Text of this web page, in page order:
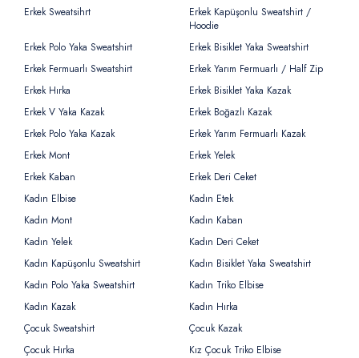
Erkek Sweatsihrt
Erkek Kapüşonlu Sweatshirt /
Hoodie
Erkek Polo Yaka Sweatshirt
Erkek Bisiklet Yaka Sweatshirt
Erkek Fermuarlı Sweatshirt
Erkek Yarım Fermuarlı / Half Zip
Erkek Hırka
Erkek Bisiklet Yaka Kazak
Erkek V Yaka Kazak
Erkek Boğazlı Kazak
Erkek Polo Yaka Kazak
Erkek Yarım Fermuarlı Kazak
Erkek Mont
Erkek Yelek
Erkek Kaban
Erkek Deri Ceket
Kadın Elbise
Kadın Etek
Kadın Mont
Kadın Kaban
Kadın Yelek
Kadın Deri Ceket
Kadın Kapüşonlu Sweatshirt
Kadın Bisiklet Yaka Sweatshirt
Kadın Polo Yaka Sweatshirt
Kadın Triko Elbise
Kadın Kazak
Kadın Hırka
Çocuk Sweatshirt
Çocuk Kazak
Çocuk Hırka
Kız Çocuk Triko Elbise